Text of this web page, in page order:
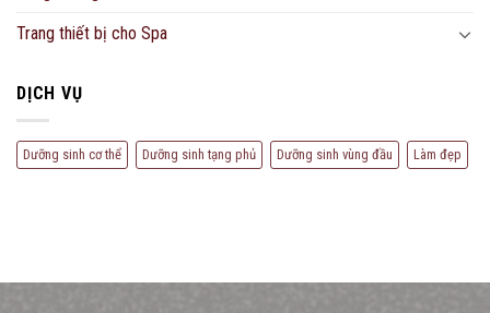
Trang thiết bị cho Spa
DỊCH VỤ
Dưỡng sinh cơ thể Dưỡng sinh tạng phủ Dưỡng sinh vùng đầu Làm đẹp